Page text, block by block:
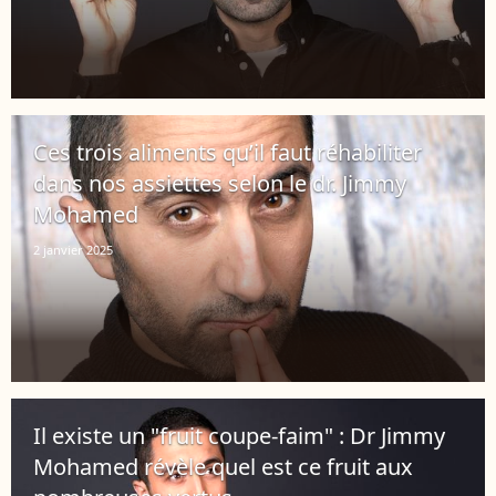
Ces trois aliments qu’il faut réhabiliter
dans nos assiettes selon le dr. Jimmy
Mohamed
2 janvier 2025
Il existe un "fruit coupe-faim" : Dr Jimmy
Mohamed révèle quel est ce fruit aux